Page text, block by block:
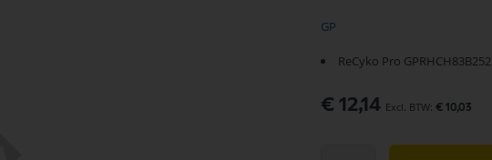
GP
ReCyko Pro GPRHCH83B252
€ 12,14 € 10,03